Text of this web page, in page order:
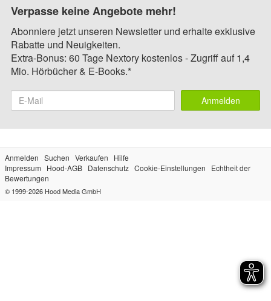
Verpasse keine Angebote mehr!
Abonniere jetzt unseren Newsletter und erhalte exklusive
Rabatte und Neuigkeiten.
Extra-Bonus: 60 Tage Nextory kostenlos - Zugriff auf 1,4
Mio. Hörbücher & E-Books.*
Anmelden
Anmelden Suchen Verkaufen
Hilfe
Impressum
Hood-AGB Datenschutz Cookie-Einstellungen
Echtheit der
Bewertungen
© 1999-2026 Hood Media GmbH